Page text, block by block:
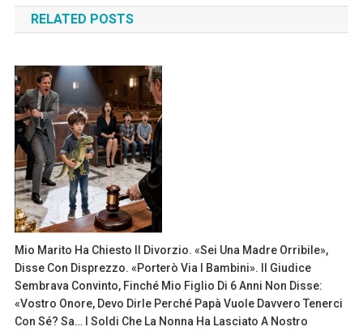
RELATED POSTS
Mio Marito Ha Chiesto Il Divorzio. «Sei Una Madre Orribile»,
Disse Con Disprezzo. «Porterò Via I Bambini». Il Giudice
Sembrava Convinto, Finché Mio Figlio Di 6 Anni Non Disse:
«Vostro Onore, Devo Dirle Perché Papà Vuole Davvero Tenerci
Con Sé? Sa… I Soldi Che La Nonna Ha Lasciato A Nostro